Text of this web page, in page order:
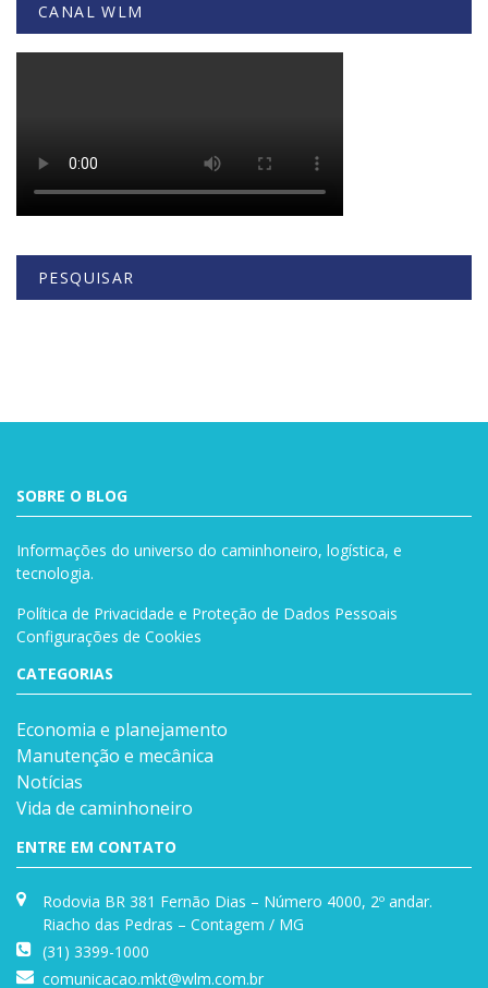
CANAL WLM
PESQUISAR
SOBRE O BLOG
Informações do universo do caminhoneiro, logística, e
tecnologia.
Política de Privacidade e Proteção de Dados Pessoais
Configurações de Cookies
CATEGORIAS
Economia e planejamento
Manutenção e mecânica
Notícias
Vida de caminhoneiro
ENTRE EM CONTATO
Rodovia BR 381 Fernão Dias – Número 4000, 2º andar.
Riacho das Pedras – Contagem / MG
(31) 3399-1000
comunicacao.mkt@wlm.com.br